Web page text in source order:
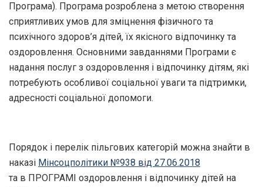
Програма). Програма розроблена з метою створення
сприятливих умов для зміцнення фізичного та
психічного здоров’я дітей, їх якісного відпочинку та
оздоровлення. Основними завданнями Програми є
надання послуг з оздоровлення і відпочинку дітям, які
потребують особливої соціальної уваги та підтримки,
адресності соціальної допомоги.
Порядок і перелік пільгових категорій можна знайти в
наказі Мінсоцполітики №938 від 27.06.2018
та в ПРОГРАМІ оздоровлення і відпочинку дітей на